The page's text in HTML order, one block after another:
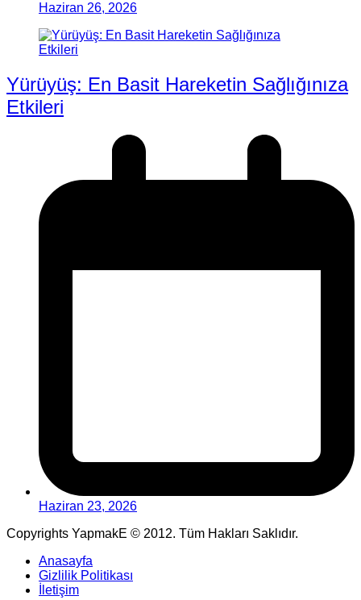
Haziran 26, 2026
Yürüyüş: En Basit Hareketin Sağlığınıza
Etkileri
Haziran 23, 2026
Copyrights YapmakE © 2012. Tüm Hakları Saklıdır.
Anasayfa
Gizlilik Politikası
İletişim